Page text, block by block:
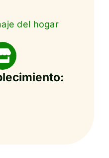
del hogar